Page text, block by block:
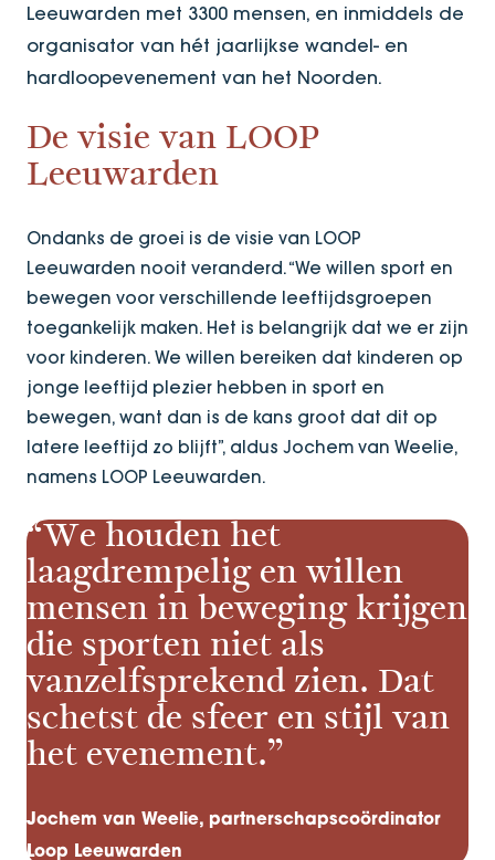
Leeuwarden met 3300 mensen, en inmiddels de
organisator van hét jaarlijkse wandel- en
hardloopevenement van het Noorden.
De visie van LOOP
Leeuwarden
Ondanks de groei is de visie van LOOP
Leeuwarden nooit veranderd. “We willen sport en
bewegen voor verschillende leeftijdsgroepen
toegankelijk maken. Het is belangrijk dat we er zijn
voor kinderen. We willen bereiken dat kinderen op
jonge leeftijd plezier hebben in sport en
bewegen, want dan is de kans groot dat dit op
latere leeftijd zo blijft”, aldus Jochem van Weelie,
namens LOOP Leeuwarden.
“We houden het
laagdrempelig en willen
mensen in beweging krijgen
die sporten niet als
vanzelfsprekend zien. Dat
schetst de sfeer en stijl van
het evenement.”
Jochem van Weelie, partnerschapscoördinator
Loop Leeuwarden